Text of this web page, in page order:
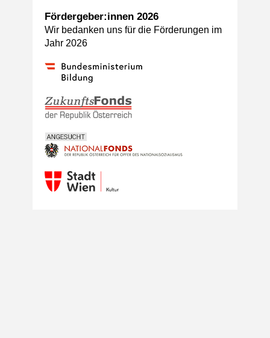
Fördergeber:innen 2026
Wir bedanken uns für die Förderungen im
Jahr 2026